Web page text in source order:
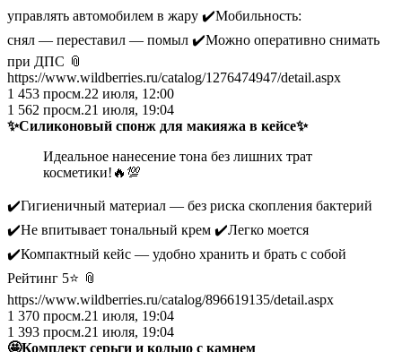
управлять автомобилем в жару ✔️Мобильность:
снял — переставил — помыл ✔️Можно оперативно снимать
при ДПС 📎
https://www.wildberries.ru/catalog/1276474947/detail.aspx
1 453 просм.22 июля, 12:00
1 562 просм.21 июля, 19:04
✨Силиконовый спонж для макияжа в кейсе✨
Идеальное нанесение тона без лишних трат
косметики!🔥💯
✔️Гигиеничный материал — без риска скопления бактерий
✔️Не впитывает тональный крем ✔️Легко моется
✔️Компактный кейс — удобно хранить и брать с собой
Рейтинг 5⭐️ 📎
https://www.wildberries.ru/catalog/896619135/detail.aspx
1 370 просм.21 июля, 19:04
1 393 просм.21 июля, 19:04
🤩Комплект серьги и кольцо с камнем